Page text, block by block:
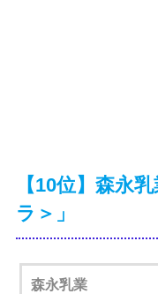
【10位】森永
ラ＞」
森永乳業